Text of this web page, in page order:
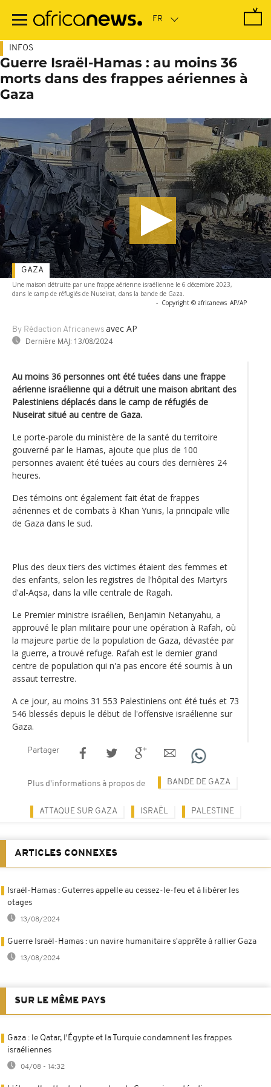
contenu
INFOS
Guerre Israël-Hamas : au moins 36
morts dans des frappes aériennes à
Gaza
Une maison détruite par une frappe aérienne israélienne le 6 décembre 2023,
dans le camp de réfugiés de Nuseirat, dans la bande de Gaza.
- Copyright © africanews AP/AP
By Rédaction Africanews avec AP
Dernière MAJ: 13/08/2024
GAZA
Au moins 36 personnes ont été tuées dans une frappe
aérienne israélienne qui a détruit une maison abritant des
Palestiniens déplacés dans le camp de réfugiés de
Nuseirat situé au centre de Gaza.
Le porte-parole du ministère de la santé du territoire
gouverné par le Hamas, ajoute que plus de 100
personnes avaient été tuées au cours des dernières 24
heures.
Des témoins ont également fait état de frappes
aériennes et de combats à Khan Yunis, la principale ville
de Gaza dans le sud.
Plus des deux tiers des victimes étaient des femmes et
des enfants, selon les registres de l'hôpital des Martyrs
d'al-Aqsa, dans la ville centrale de Ragah.
Le Premier ministre israélien, Benjamin Netanyahu, a
approuvé le plan militaire pour une opération à Rafah, où
la majeure partie de la population de Gaza, dévastée par
la guerre, a trouvé refuge. Rafah est le dernier grand
centre de population qui n'a pas encore été soumis à un
assaut terrestre.
A ce jour, au moins 31 553 Palestiniens ont été tués et 73
546 blessés depuis le début de l'offensive israélienne sur
Gaza.
Partager
Plus d'informations à propos de BANDE DE GAZA
ATTAQUE SUR GAZA ISRAËL PALESTINE
ARTICLES CONNEXES
Israël-Hamas : Guterres appelle au cessez-le-feu et à libérer les
otages
13/08/2024
Guerre Israël-Hamas : un navire humanitaire s'apprête à rallier Gaza
13/08/2024
SUR LE MÊME PAYS
Gaza : le Qatar, l'Égypte et la Turquie condamnent les frappes
israéliennes
04/08 - 14:32